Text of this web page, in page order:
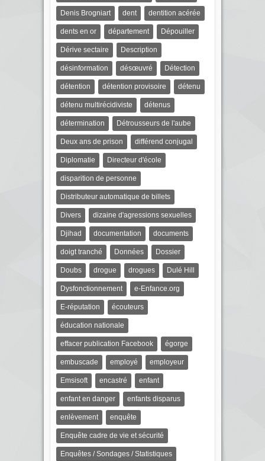
Denis Brogniart dent dentition acérée
dents en or département Dépouiller
Dérive sectaire Description
désinformation désœuvré Détection
détention détention provisoire détenu
détenu multirécidiviste détenus
détermination Détrousseurs de l'aube
Deux ans de prison différend conjugal
Diplomatie Directeur d'école
disparition de personne
Distributeur automatique de billets
Divers dizaine d'agressions sexuelles
Djihad documentation documents
doigt tranché Données Dossier
Doubs drogue drogues Dulé Hill
Dysfonctionnement e-Enfance.org
E-réputation écouteurs
éducation nationale
effacer publication Facebook égorge
embuscade employé employeur
Emsisoft encastré enfant
enfant en danger enfants disparus
enlèvement enquête
Enquête cadre de vie et sécurité
Enquêtes / Sondages / Statistiques